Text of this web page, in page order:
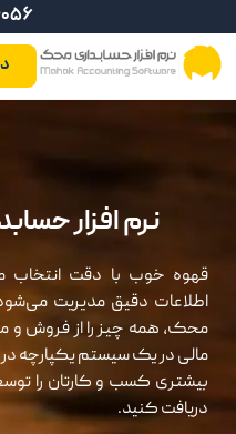
نرم افزار
قهوه خوب با دقت
اطلاعات دقیق مدیریت
محک، همه چیز را از فروش و
مالی در یک سیستم یکپارچه در
بیشتری کسب‌ و کارتان را
دریافت کنید.